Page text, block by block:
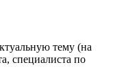
тему (на
специалиста по